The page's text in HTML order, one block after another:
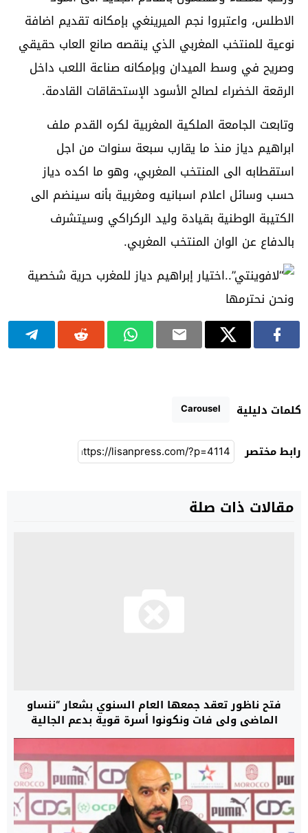
الاطلس، واعتبروا نجم الميرينغي بإمكانه تقديم اضافة
نوعية للمنتخب المغربي الذي ينقصه صانع العاب حقيقي
وصريح في وسط الميدان وبإمكانه صناعة اللعب داخل
الرقعة الخضراء لصالح الأسود الإستحقاقات القادمة.
وتابعت الجامعة الملكية المغربية لكره القدم ملف
ابراهيم دياز منذ ما يقارب سبعة سنوات من اجل
استقطابه الى المنتخب المغربي، وهو ما اكده دياز
حسب وسائل اعلام اسبانيه ومغربية بأنه سينضم الى
الكتيبة الوطنية بقيادة وليد الركراكي وسيتشرف
بالدفاع عن الوان المنتخب المغربي.
كلمات دليلية Carousel
رابط مختصر
مقالات ذات صلة
فتح ناظور تعقد جمعها العام السنوي بشعار “ننساو
الماضي ولي فات ونكونوا أسرة قوية بدعم الجالية
الفتحية”